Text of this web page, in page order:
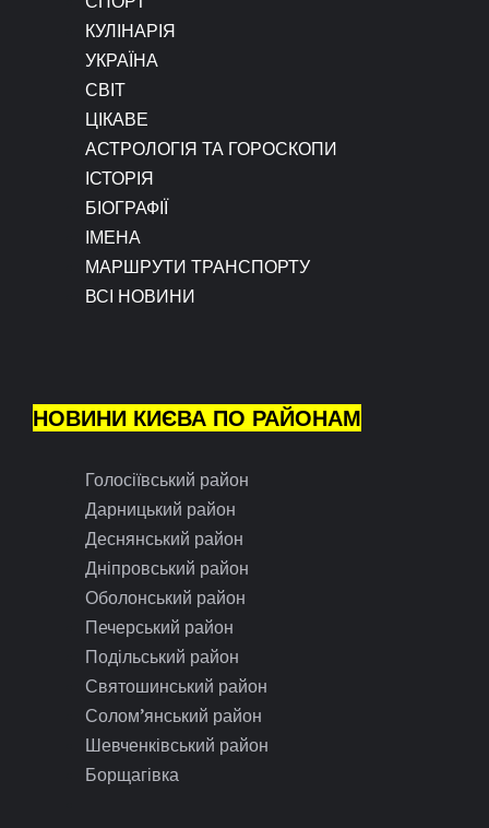
КУЛІНАРІЯ
УКРАЇНА
СВІТ
ЦІКАВЕ
АСТРОЛОГІЯ ТА ГОРОСКОПИ
ІСТОРІЯ
БІОГРАФІЇ
ІМЕНА
МАРШРУТИ ТРАНСПОРТУ
ВСІ НОВИНИ
НОВИНИ КИЄВА ПО РАЙОНАМ
Голосіївський район
Дарницький район
Деснянський район
Дніпровський район
Оболонський район
Печерський район
Подільський район
Святошинський район
Солом’янський район
Шевченківський район
Борщагівка